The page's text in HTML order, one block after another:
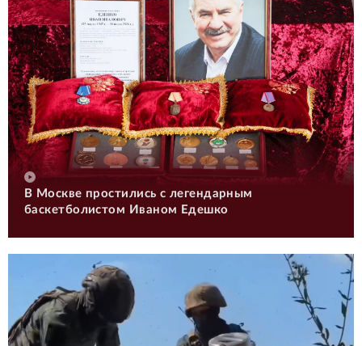
В Москве простились с легендарным
баскетболистом Иваном Едешко